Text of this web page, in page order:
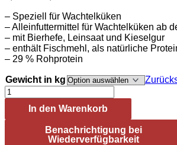
bis
30,65€
– Speziell für Wachtelküken
– Alleinfuttermittel für Wachtelküken ab
– mit Bierhefe, Leinsaat und Kieselgur
– enthält Fischmehl, als natürliche
– 29 % Rohprotein
Gewicht in kg
Alfana
Naturfit
Premium
-
Wachtelstarter
In den Warenkorb
Benachrichtigung bei
Wiederverfügbarkeit